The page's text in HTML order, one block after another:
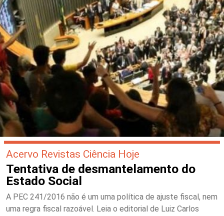
Acervo Revistas Ciência Hoje
Tentativa de desmantelamento do
Estado Social
A PEC 241/2016 não é um uma política de ajuste fiscal, nem
uma regra fiscal razoável. Leia o editorial de Luiz Carlos